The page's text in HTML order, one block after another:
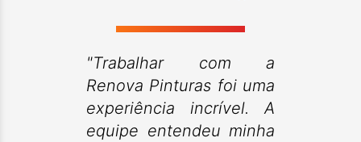
"Trabalhar com a
Renova Pinturas foi uma
experiência incrível. A
equipe entendeu minha